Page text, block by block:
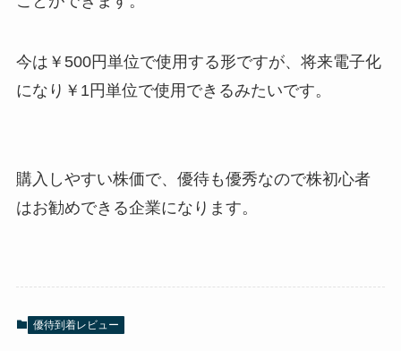
今は￥500円単位で使用する形ですが、将来電子化
になり￥1円単位で使用できるみたいです。
購入しやすい株価で、優待も優秀なので株初心者
はお勧めできる企業になります。
優待到着レビュー